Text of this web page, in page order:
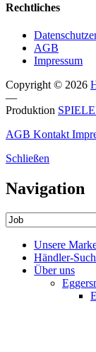
Rechtliches
AGB
Impressum
Copyright © 2026
—
Produktion
AGB Kontakt
Schließen
Navigation
Unsere
Händler-
Über uns